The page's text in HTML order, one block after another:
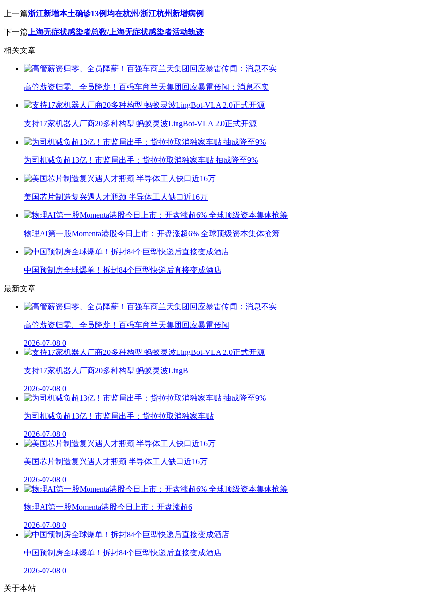
上一篇浙江新增本土确诊13例均在杭州/浙江杭州新增病例
下一篇 上海无症状感染者总数/上海无症状感染者活动轨迹
相关文章
高管薪资归零、全员降薪！百强车商兰天集团回应暴雷传闻：消息不实
支持17家机器人厂商20多种构型 蚂蚁灵波LingBot-VLA 2.0正式开源
为司机减负超13亿！市监局出手：货拉拉取消独家车贴 抽成降至9%
美国芯片制造复兴遇人才瓶颈 半导体工人缺口近16万
物理AI第一股Momenta港股今日上市：开盘涨超6% 全球顶级资本集体抢筹
中国预制房全球爆单！拆封84个巨型快递后直接变成酒店
最新文章
高管薪资归零、全员降薪！百强车商兰天集团回应暴雷传闻
2026-07-08 0
支持17家机器人厂商20多种构型 蚂蚁灵波LingB
2026-07-08 0
为司机减负超13亿！市监局出手：货拉拉取消独家车贴
2026-07-08 0
美国芯片制造复兴遇人才瓶颈 半导体工人缺口近16万
2026-07-08 0
物理AI第一股Momenta港股今日上市：开盘涨超6
2026-07-08 0
中国预制房全球爆单！拆封84个巨型快递后直接变成酒店
2026-07-08 0
关于本站